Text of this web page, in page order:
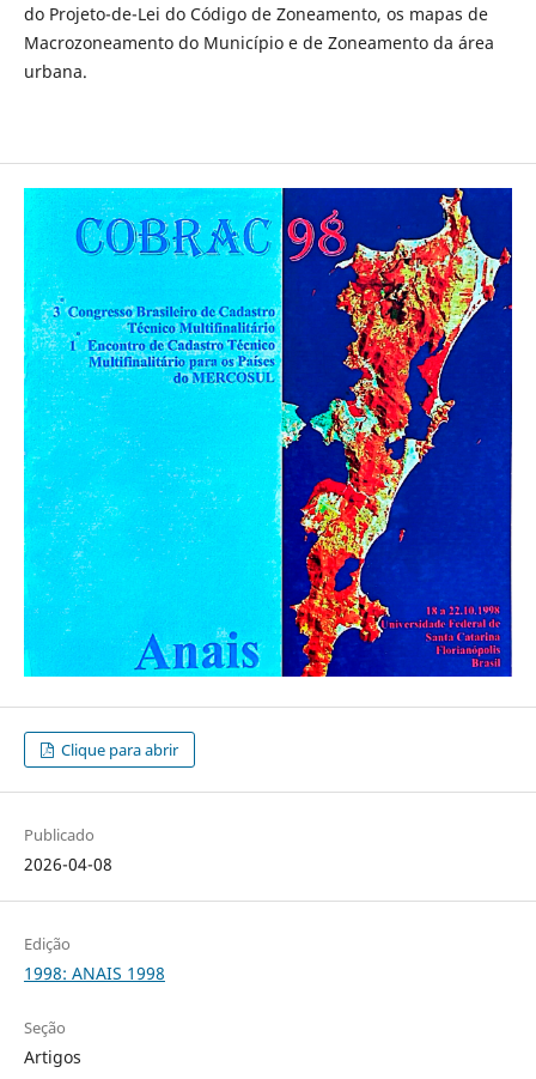
do Projeto-de-Lei do Código de Zoneamento, os mapas de
Macrozoneamento do Município e de Zoneamento da área
urbana.
Clique para abrir
Publicado
2026-04-08
Edição
1998: ANAIS 1998
Seção
Artigos